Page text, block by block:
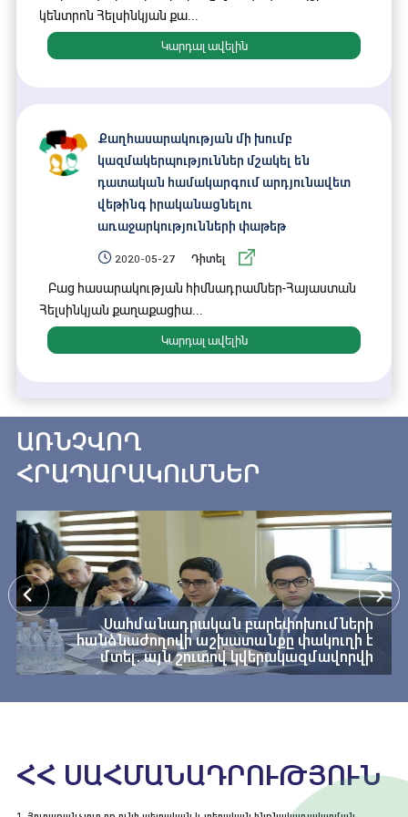
դարձել 2019 թ․-ից հետո, նրանցից չորսին ընտրել է
Ազգային Ժողովը։
կենտրոն Հելսինկյան քա...
Կարդալ ավելին
Քաղհասարակության մի խումբ
կազմակերպություններ մշակել են
դատական համակարգում արդյունավետ
վեթինգ իրականացնելու
առաջարկությունների փաթեթ
2020-05-27 Դիտել
Բաց հասարակության հիմնադրամներ-Հայաստան
Հելսինկյան քաղաքացիա...
Կարդալ ավելին
ԱՌՆՉՎՈՂ
ՀՐԱՊԱՐԱԿՈւՄՆԵՐ
Սահմանադրական բարեփոխումների
հանձնաժողովի աշխատանքը փակուղի է
մտել. այն շուտով կվերակազմավորվի
ՀՀ ՍԱՀՄԱՆԱԴՐՈՒԹՅՈՒՆ